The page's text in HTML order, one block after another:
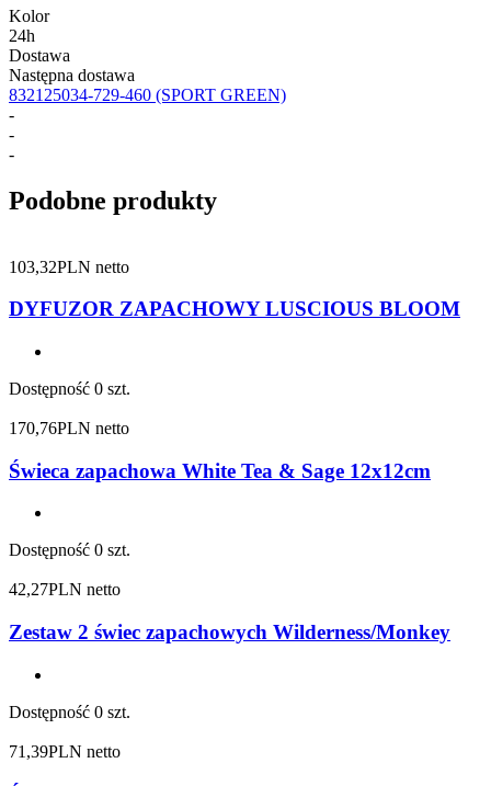
Kolor
24h
Dostawa
Następna dostawa
832125034-729-460 (SPORT GREEN)
-
-
-
Podobne produkty
103,32PLN netto
DYFUZOR ZAPACHOWY LUSCIOUS BLOOM
Dostępność 0 szt.
170,76PLN netto
Świeca zapachowa White Tea & Sage 12x12cm
Dostępność 0 szt.
42,27PLN netto
Zestaw 2 świec zapachowych Wilderness/Monkey
Dostępność 0 szt.
71,39PLN netto